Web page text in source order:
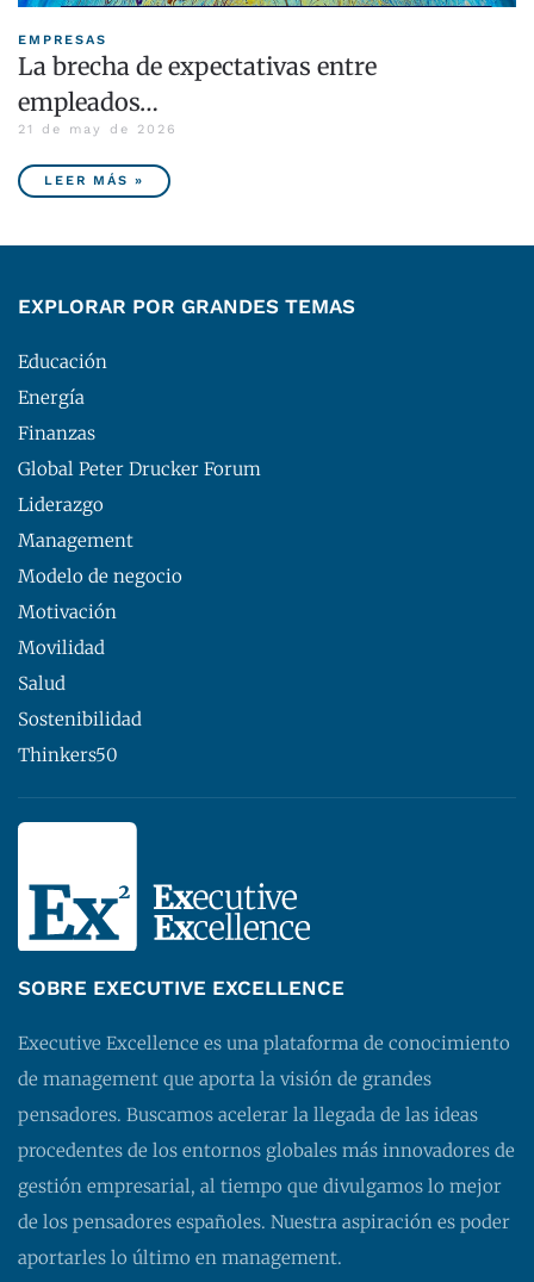
EMPRESAS
La brecha de expectativas entre
empleados…
21 de may de 2026
LEER MÁS »
EXPLORAR POR GRANDES TEMAS
Educación
Energía
Finanzas
Global Peter Drucker Forum
Liderazgo
Management
Modelo de negocio
Motivación
Movilidad
Salud
Sostenibilidad
Thinkers50
SOBRE EXECUTIVE EXCELLENCE
Executive Excellence es una plataforma de conocimiento
de management que aporta la visión de grandes
pensadores. Buscamos acelerar la llegada de las ideas
procedentes de los entornos globales más innovadores de
gestión empresarial, al tiempo que divulgamos lo mejor
de los pensadores españoles. Nuestra aspiración es poder
aportarles lo último en management.